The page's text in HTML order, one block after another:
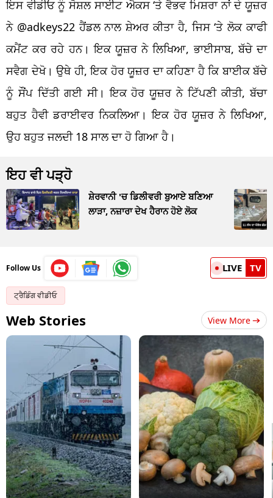
ਇਸ ਵੀਡੀਓ ਨੂੰ ਸੋਸ਼ਲ ਸਾਈਟ ਐਕਸ ‘ਤੇ ਵੈਭਵ ਮਿਸ਼ਰਾ ਨਾਂ ਦੇ ਯੂਜ਼ਰ
ਨੇ @adkeys22 ਹੈਂਡਲ ਨਾਲ ਸ਼ੇਅਰ ਕੀਤਾ ਹੈ, ਜਿਸ ‘ਤੇ ਲੋਕ ਕਾਫੀ
ਕਮੈਂਟ ਕਰ ਰਹੇ ਹਨ। ਇਕ ਯੂਜ਼ਰ ਨੇ ਲਿਖਿਆ, ਭਾਈਸਾਬ, ਬੱਚੇ ਦਾ
ਸਵੈਗ ਦੇਖੋ। ਉਥੇ ਹੀ, ਇਕ ਹੋਰ ਯੂਜ਼ਰ ਦਾ ਕਹਿਣਾ ਹੈ ਕਿ ਬਾਈਕ ਬੱਚੇ
ਨੂੰ ਸੌਂਪ ਦਿੱਤੀ ਗਈ ਸੀ। ਇਕ ਹੋਰ ਯੂਜ਼ਰ ਨੇ ਟਿੱਪਣੀ ਕੀਤੀ, ਬੱਚਾ
ਬਹੁਤ ਹੈਵੀ ਡਰਾਈਵਰ ਨਿਕਲਿਆ। ਇਕ ਹੋਰ ਯੂਜ਼ਰ ਨੇ ਲਿਖਿਆ,
ਉਹ ਬਹੁਤ ਜਲਦੀ 18 ਸਾਲ ਦਾ ਹੋ ਗਿਆ ਹੈ।
ਇਹ ਵੀ ਪੜ੍ਹੋ
ਸ਼ੇਰਵਾਨੀ 'ਚ ਡਿਲੀਵਰੀ ਬੁਆਏ ਬਣਿਆ
ਲਾੜਾ, ਨਜ਼ਾਰਾ ਦੇਖ ਹੈਰਾਨ ਹੋਏ ਲੋਕ
Follow Us LIVE TV
ਟ੍ਰੈਡਿੰਗ ਵੀਡੀਓ
Web Stories View More